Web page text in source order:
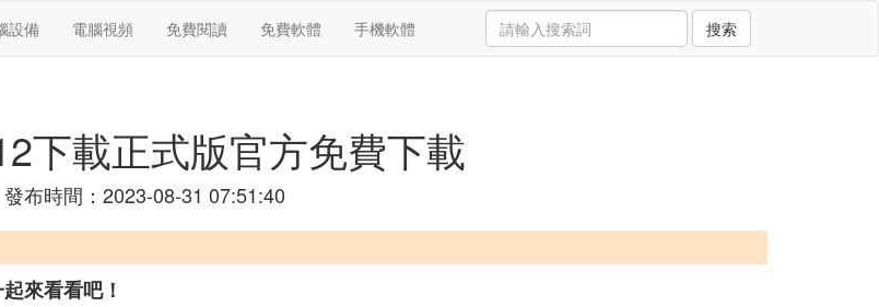
設備 電腦視頻 免費閱讀 免費軟體 手機軟體 搜索
下載正式版官方免費下載
發布時間：2023-08-31 07:51:40
來看看吧！